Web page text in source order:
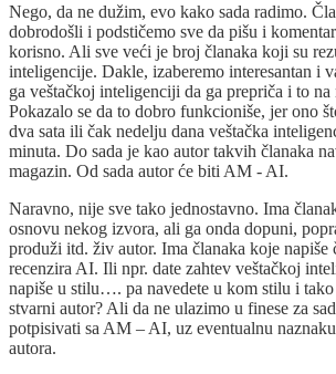
Nego, da ne dužim, evo kako sada radimo.
dobrodošli i podstičemo sve da pišu i
korisno. Ali sve veći je broj članaka koji su
inteligencije. Dakle, izaberemo interesantan i
ga veštačkoj inteligenciji da ga prepriča i to na
Pokazalo se da to dobro funkcioniše, jer ono
dva sata ili čak nedelju dana veštačka
minuta. Do sada je kao autor takvih članaka
magazin. Od sada autor će biti AM - AI.
Naravno, nije sve tako jednostavno. Ima
osnovu nekog izvora, ali ga onda dopuni,
produži itd. živ autor. Ima članaka koje napiše
recenzira AI. Ili npr. date zahtev veštačkoj
napiše u stilu…. pa navedete u kom stilu i
stvarni autor? Ali da ne ulazimo u finese za
potpisivati sa AM – AI, uz eventualnu
autora.